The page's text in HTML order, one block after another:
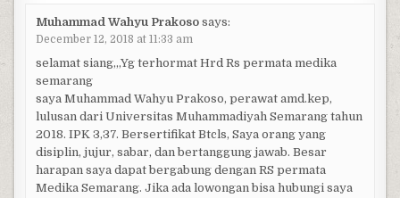
Muhammad Wahyu Prakoso says:
December 12, 2018 at 11:33 am
selamat siang,,,Yg terhormat Hrd Rs permata medika
semarang
saya Muhammad Wahyu Prakoso, perawat amd.kep,
lulusan dari Universitas Muhammadiyah Semarang tahun
2018. IPK 3,37. Bersertifikat Btcls, Saya orang yang
disiplin, jujur, sabar, dan bertanggung jawab. Besar
harapan saya dapat bergabung dengan RS permata
Medika Semarang. Jika ada lowongan bisa hubungi saya